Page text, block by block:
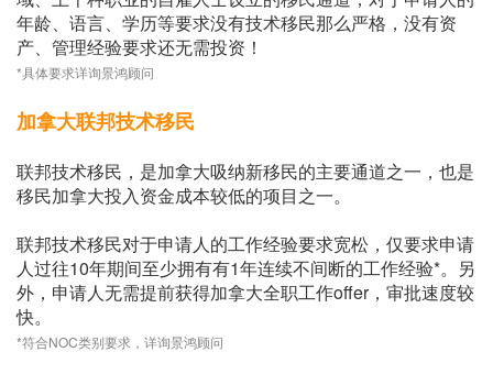
年龄、语言、学历等要求没有技术移民那么严格，没有资
产、管理经验要求还无需投资！
*具体要求详询景鸿顾问
加拿大联邦技术移民
联邦技术移民，是加拿大吸纳新移民的主要通道之一，也是
移民加拿大投入资金成本较低的项目之一。
联邦技术移民对于申请人的工作经验要求宽松，仅要求申请
人过往10年期间至少拥有有1年连续不间断的工作经验*。另
外，申请人无需提前获得加拿大全职工作offer，审批速度较
快。
*符合NOC类别要求，详询景鸿顾问